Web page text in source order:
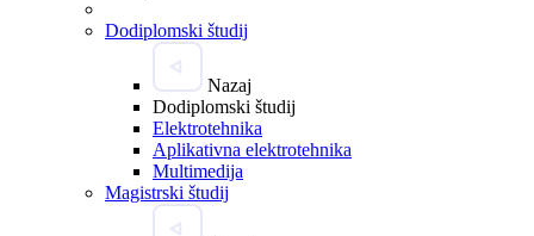
Dodiplomski študij
Nazaj
Dodiplomski študij
Elektrotehnika
Aplikativna elektrotehnika
Multimedija
Magistrski študij